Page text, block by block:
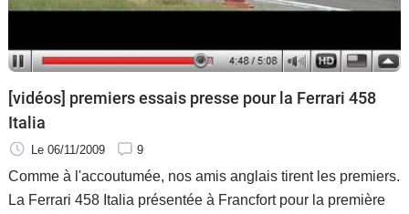
[vidéos] premiers essais presse pour la Ferrari 458
Italia
Le 06/11/2009 9
Comme à l'accoutumée, nos amis anglais tirent les premiers.
La Ferrari 458 Italia présentée à Francfort pour la première